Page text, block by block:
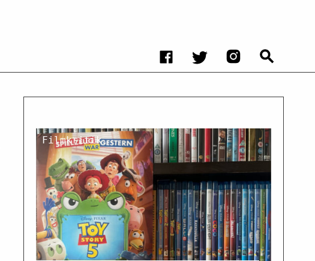
Filmkritik